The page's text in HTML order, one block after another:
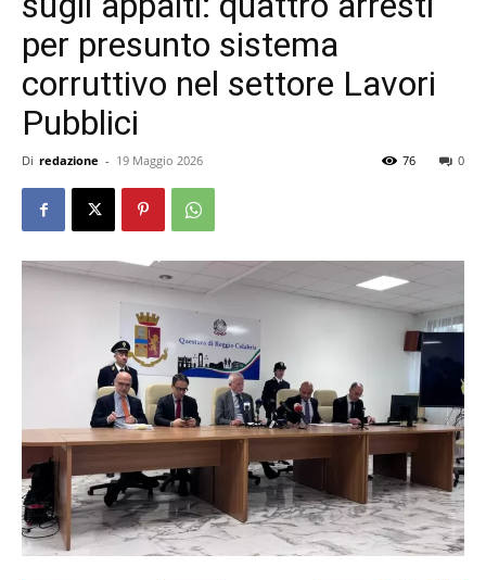
per presunto sistema
corruttivo nel settore Lavori
Pubblici
Di redazione - 19 Maggio 2026 0
76